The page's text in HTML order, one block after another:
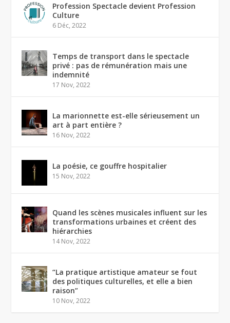
Profession Spectacle devient Profession
Culture
6 Déc, 2022
Temps de transport dans le spectacle
privé : pas de rémunération mais une
indemnité
17 Nov, 2022
La marionnette est-elle sérieusement un
art à part entière ?
16 Nov, 2022
La poésie, ce gouffre hospitalier
15 Nov, 2022
Quand les scènes musicales influent sur les
transformations urbaines et créent des
hiérarchies
14 Nov, 2022
“La pratique artistique amateur se fout
des politiques culturelles, et elle a bien
raison”
10 Nov, 2022